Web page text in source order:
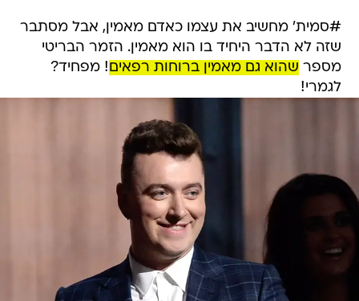
#סמית' מחשיב את עצמו כאדם מאמין, אבל מסתבר
שזה לא הדבר היחיד בו הוא מאמין. הזמר הבריטי
מספר שהוא גם מאמין ברוחות רפאים! מפחיד?
לגמרי!